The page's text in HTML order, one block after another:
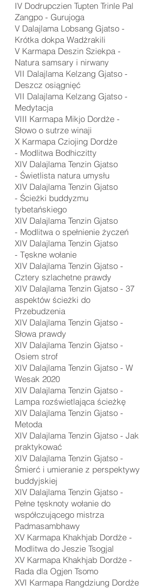
IV Dodrupczien Tupten Trinle Pal
Zangpo - Gurujoga
V Dalajlama Lobsang Gjatso -
Krótka dokpa Wadżrakili
V Karmapa Deszin Sziekpa -
Natura samsary i nirwany
VII Dalajlama Kelzang Gjatso -
Deszcz osiągnięć
VII Dalajlama Kelzang Gjatso -
Medytacja
VIII Karmapa Mikjo Dordże -
Słowo o sutrze winaji
X Karmapa Cziojing Dordże
- Modlitwa Bodhiczitty
XIV Dalajlama Tenzin Gjatso
- Świetlista natura umysłu
XIV Dalajlama Tenzin Gjatso
- Ścieżki buddyzmu
tybetańskiego
XIV Dalajlama Tenzin Gjatso
- Modlitwa o spełnienie życzeń
XIV Dalajlama Tenzin Gjatso
- Tęskne wołanie
XIV Dalajlama Tenzin Gjatso -
Cztery szlachetne prawdy
XIV Dalajlama Tenzin Gjatso - 37
aspektów ścieżki do
Przebudzenia
XIV Dalajlama Tenzin Gjatso -
Słowa prawdy
XIV Dalajlama Tenzin Gjatso -
Osiem strof
XIV Dalajlama Tenzin Gjatso - W
Wesak 2020
XIV Dalajlama Tenzin Gjatso -
Lampa rozświetlająca ścieżkę
XIV Dalajlama Tenzin Gjatso -
Metoda
XIV Dalajlama Tenzin Gjatso - Jak
praktykować
XIV Dalajlama Tenzin Gjatso -
Śmierć i umieranie z perspektywy
buddyjskiej
XIV Dalajlama Tenzin Gjatso -
Pełne tęsknoty wołanie do
współczującego mistrza
Padmasambhawy
XV Karmapa Khakhjab Dordże -
Modlitwa do Jeszie Tsogjal
XV Karmapa Khakhjab Dordże -
Rada dla Ogjen Tsomo
XVI Karmapa Rangdziung Dordże